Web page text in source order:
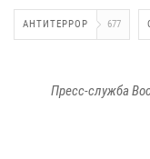
АНТИТЕРРОР 677
Пресс-служба